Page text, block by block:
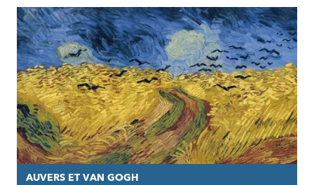
AUVERS ET VAN GOGH